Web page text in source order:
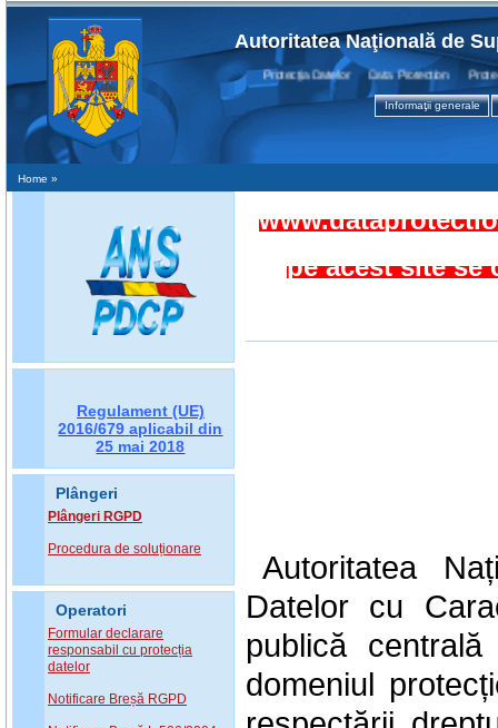
Autoritatea Naţională de
Protecţia Datelor Data Protection Protection
Informaţii generale
Home »
Regulament (UE)
2016/679 aplicabil din
25 mai 2018
Plângeri
Plângeri RGPD
Procedura de soluționare
Operatori
Formular declarare
responsabil cu protecția
datelor
Notificare Breșă RGPD
pe acest site se
Autoritatea
Datelor cu
publică
domeniul